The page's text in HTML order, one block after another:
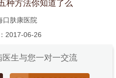
种方法你知道了么
口肤康医院
2017-06-26
生与您一对一交流